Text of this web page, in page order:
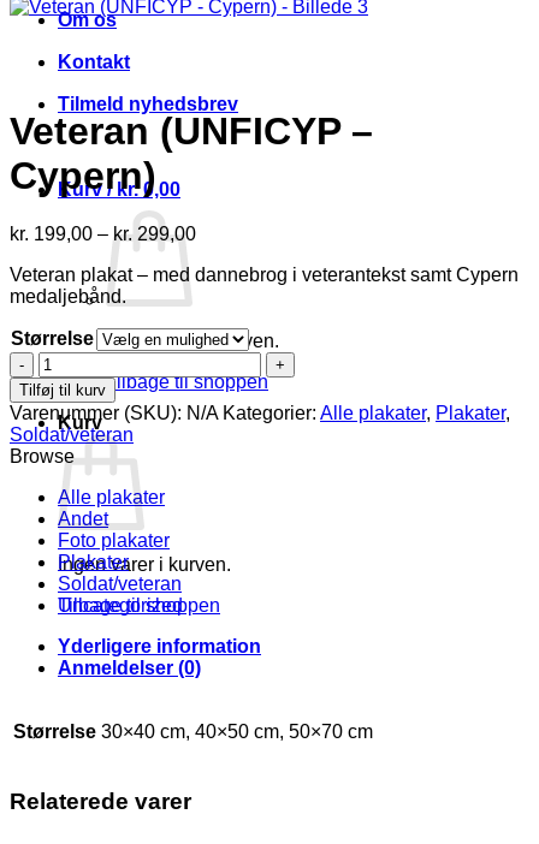
Om os
Kontakt
Tilmeld nyhedsbrev
Kurv / kr.0,00
Ingen varer i kurven.
Tilbage til shoppen
Kurv
Ingen varer i kurven.
Tilbage til shoppen
Veteran (UNFICYP –
Cypern)
kr. 199,00 – kr. 299,00Prisinterval:
til
Veteran plakat – med dannebrog i veterantekst samt Cypern
medaljebånd.
Størrelse
Veteran
(UNFICYP
-
Cypern)
antal
Tilføj til kurv
Varenummer (SKU): N/A Kategorier: Alle plakater, Plakater,
Soldat/veteran
Browse
Alle plakater
Andet
Foto plakater
Plakater
Soldat/veteran
Uncategorized
Yderligere information
Anmeldelser (0)
Størrelse 30×40 cm, 40×50 cm, 50×70 cm
Relaterede varer